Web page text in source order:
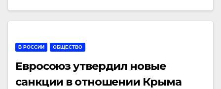
В РОССИИ ОБЩЕСТВО
Евросоюз утвердил новые
санкции в отношении Крыма